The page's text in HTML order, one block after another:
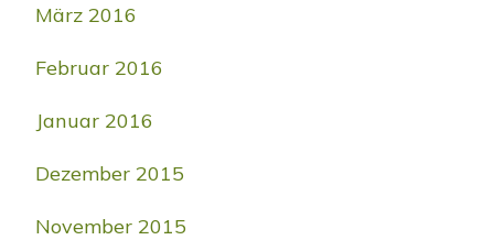
März 2016
Februar 2016
Januar 2016
Dezember 2015
November 2015